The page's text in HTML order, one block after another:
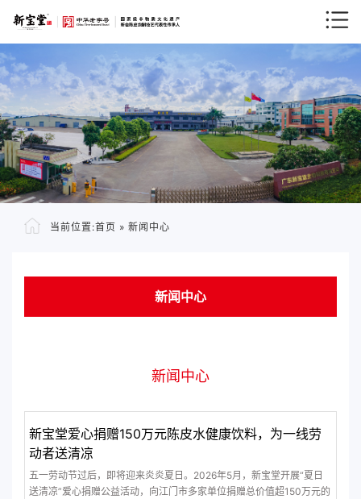
当前位置:首页 » 新闻中心
新闻中心
新闻中心
新宝堂爱心捐赠150万元陈皮水健康饮料，为一线劳
动者送清凉
五一劳动节过后，即将迎来炎炎夏日。2026年5月，新宝堂开展“夏日
送清凉”爱心捐赠公益活动，向江门市多家单位捐赠总价值超150万元的